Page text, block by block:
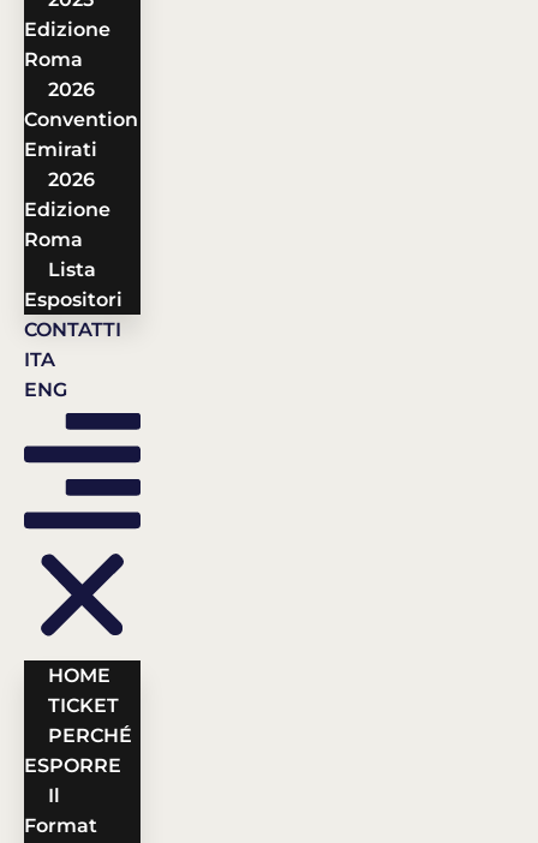
Edizione
Roma
2026
Convention
Emirati
2026
Edizione
Roma
Lista
Espositori
CONTATTI
ITA
ENG
HOME
TICKET
PERCHÉ
ESPORRE
Il
Format